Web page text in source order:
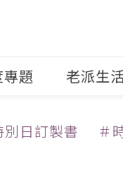
題 老派生
別日訂製書 ＃